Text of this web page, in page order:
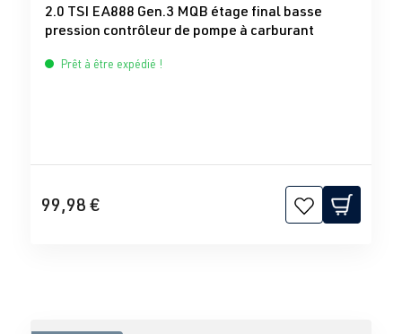
2.0 TSI EA888 Gen.3 MQB étage final basse
pression contrôleur de pompe à carburant
Prêt à être expédié !
99,98 €